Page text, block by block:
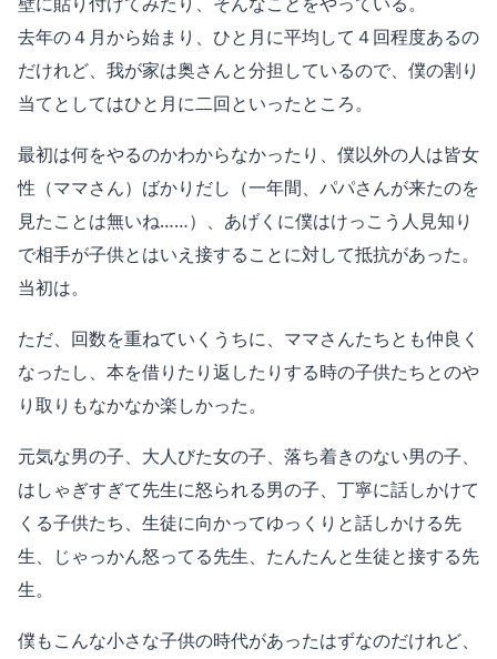
去年の４月から始まり、ひと月に平均して４回程度あるの
だけれど、我が家は奥さんと分担しているので、僕の割り
当てとしてはひと月に二回といったところ。
最初は何をやるのかわからなかったり、僕以外の人は皆女
性（ママさん）ばかりだし（一年間、パパさんが来たのを
見たことは無いね……）、あげくに僕はけっこう人見知り
で相手が子供とはいえ接することに対して抵抗があった。
当初は。
ただ、回数を重ねていくうちに、ママさんたちとも仲良く
なったし、本を借りたり返したりする時の子供たちとのや
り取りもなかなか楽しかった。
元気な男の子、大人びた女の子、落ち着きのない男の子、
はしゃぎすぎて先生に怒られる男の子、丁寧に話しかけて
くる子供たち、生徒に向かってゆっくりと話しかける先
生、じゃっかん怒ってる先生、たんたんと生徒と接する先
生。
僕もこんな小さな子供の時代があったはずなのだけれど、